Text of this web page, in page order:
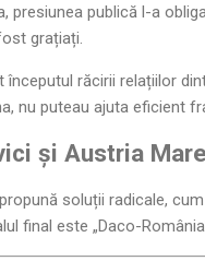
presiunea publică l-a
grațiați.
răcirii relațiilor
nu puteau ajuta eficient
și Austria Mare
soluții radicale,
final este „Daco-